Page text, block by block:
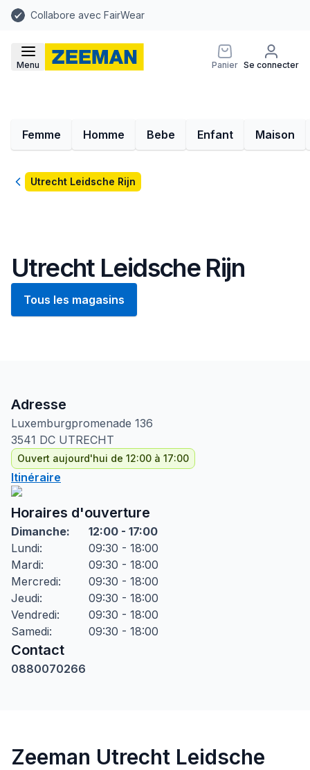
Collabore avec FairWear
Menu Panier Se connecter
Femme Homme Bebe Enfant Maison
RetourUtrecht Leidsche Rijn
Utrecht Leidsche Rijn
Tous les magasins
Adresse
Luxemburgpromenade 136
3541 DC UTRECHT
Ouvert aujourd'hui de 12:00 à 17:00
Itinéraire
Horaires d'ouverture
Dimanche:
12:00 - 17:00
Lundi:
09:30 - 18:00
Mardi:
09:30 - 18:00
Mercredi:
09:30 - 18:00
Jeudi:
09:30 - 18:00
Vendredi:
09:30 - 18:00
Samedi: 09:30 - 18:00
Contact
0880070266
Zeeman Utrecht Leidsche